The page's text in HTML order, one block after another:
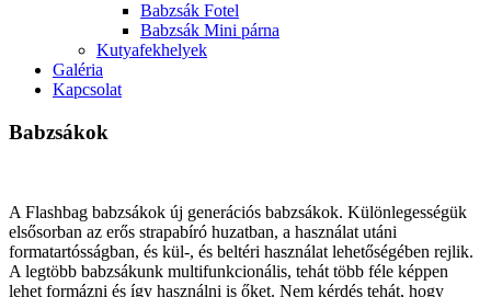
Babzsák Fotel
Babzsák Mini párna
Kutyafekhelyek
Galéria
Kapcsolat
Babzsákok
A Flashbag babzsákok új generációs babzsákok. Különlegességük
elsősorban az erős strapabíró huzatban, a használat utáni
formatartósságban, és kül-, és beltéri használat lehetőségében rejlik.
A legtöbb babzsákunk multifunkcionális, tehát több féle képpen
lehet formázni és így használni is őket. Nem kérdés tehát, hogy